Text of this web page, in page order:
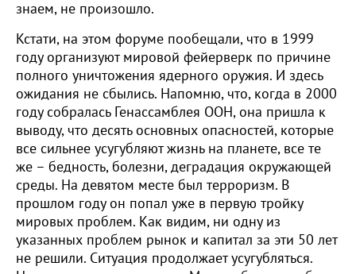
знаем, не произошло.
Кстати, на этом форуме пообещали, что в 1999
году организуют мировой фейерверк по причине
полного уничтожения ядерного оружия. И здесь
ожидания не сбылись. Напомню, что, когда в 2000
году собралась Генассамблея ООН, она пришла к
выводу, что десять основных опасностей, которые
все сильнее усугубляют жизнь на планете, все те
же – бедность, болезни, деградация окружающей
среды. На девятом месте был терроризм. В
прошлом году он попал уже в первую тройку
мировых проблем. Как видим, ни одну из
указанных проблем рынок и капитал за эти 50 лет
не решили. Ситуация продолжает усугубляться.